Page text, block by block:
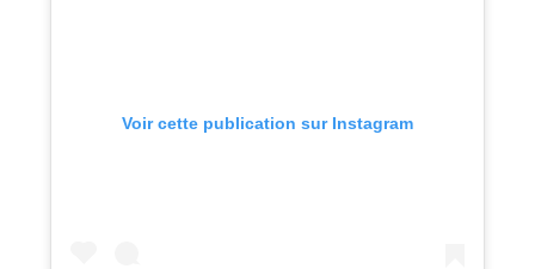
Voir cette publication sur Instagram